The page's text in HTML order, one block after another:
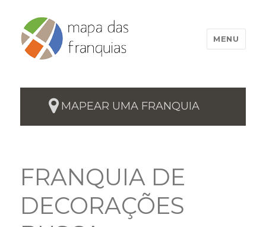
MENU
MAPEAR UMA FRANQUIA
FRANQUIA DE
DECORAÇÕES